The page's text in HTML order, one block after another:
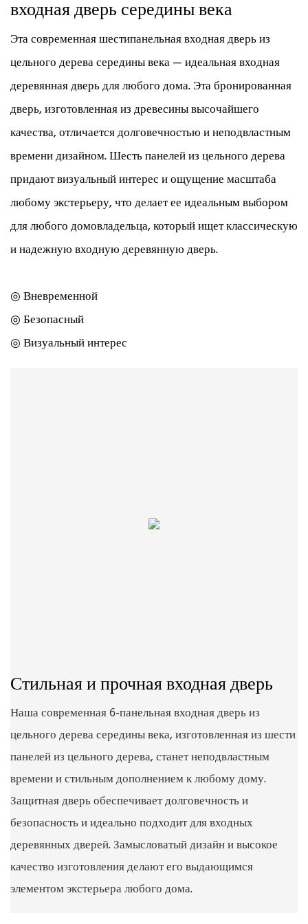
входная дверь середины века
Эта современная шестипанельная входная дверь из
цельного дерева середины века — идеальная входная
деревянная дверь для любого дома. Эта бронированная
дверь, изготовленная из древесины высочайшего
качества, отличается долговечностью и неподвластным
времени дизайном. Шесть панелей из цельного дерева
придают визуальный интерес и ощущение масштаба
любому экстерьеру, что делает ее идеальным выбором
для любого домовладельца, который ищет классическую
и надежную входную деревянную дверь.
◎ Вневременной
◎ Безопасный
◎ Визуальный интерес
Стильная и прочная входная дверь
Наша современная 6-панельная входная дверь из
цельного дерева середины века, изготовленная из шести
панелей из цельного дерева, станет неподвластным
времени и стильным дополнением к любому дому.
Защитная дверь обеспечивает долговечность и
безопасность и идеально подходит для входных
деревянных дверей. Замысловатый дизайн и высокое
качество изготовления делают его выдающимся
элементом экстерьера любого дома.